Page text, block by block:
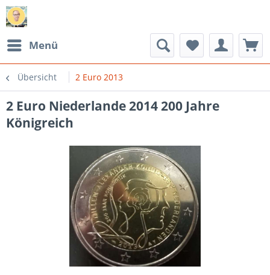
Menü
Übersicht 2 Euro 2013
2 Euro Niederlande 2014 200 Jahre
Königreich